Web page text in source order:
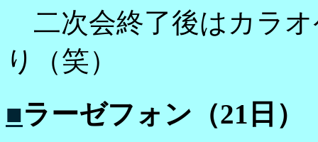
二次会終了後はカラ
り（笑）
■ラーゼフォン（21日）